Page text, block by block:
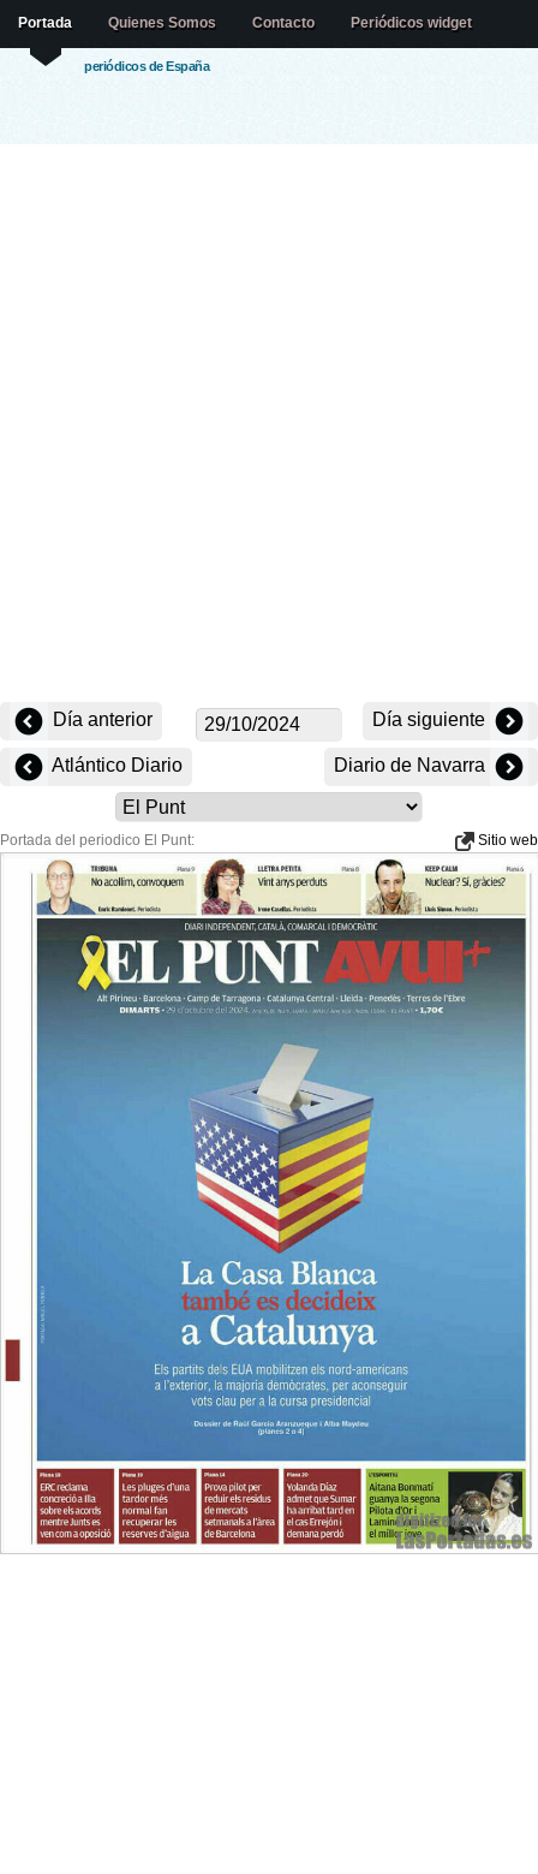
periódicos de España
Portada Quienes Somos Contacto Periódicos widget
Día anterior Día siguiente
Atlántico Diario Diario de Navarra
Portada del periodico El Punt: Sitio web